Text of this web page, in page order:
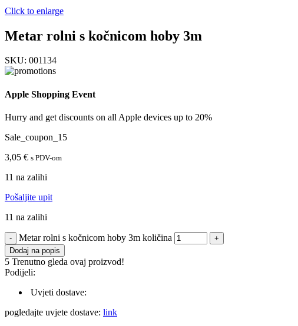
Click to enlarge
Metar rolni s kočnicom hoby 3m
SKU: 001134
Apple Shopping Event
Hurry and get discounts on all Apple devices up to 20%
Sale_coupon_15
3,05 € s PDV-om
11 na zalihi
Pošaljite upit
11 na zalihi
Metar rolni s kočnicom hoby 3m količina
Dodaj na popis
5 Trenutno gleda ovaj proizvod!
Podijeli:
Uvjeti dostave:
pogledajte uvjete dostave: link